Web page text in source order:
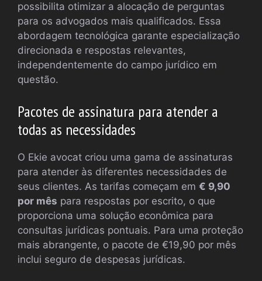
possibilita otimizar a alocação de perguntas
para os advogados mais qualificados. Essa
abordagem tecnológica garante especialização
direcionada e respostas relevantes,
independentemente do campo jurídico em
questão.
Pacotes de assinatura para atender a
todas as necessidades
O Ekie avocat criou uma gama de assinaturas
para atender às diferentes necessidades de
seus clientes. As tarifas começam em € 9,90
por mês para respostas por escrito, o que
proporciona uma solução econômica para
consultas jurídicas pontuais. Para uma proteção
mais abrangente, o pacote de €19,90 por mês
inclui seguro de despesas jurídicas.